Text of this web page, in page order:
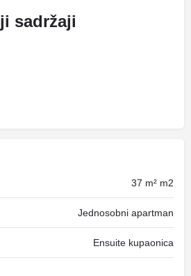
sadržaji
37 m² m2
Jednosobni apartman
Ensuite kupaonica